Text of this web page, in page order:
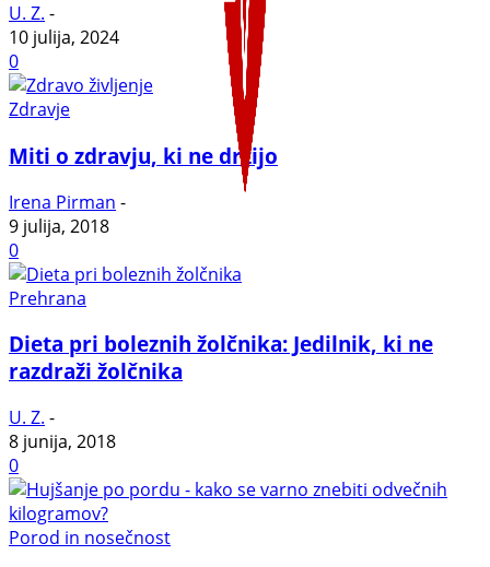
U. Z. -
10 julija, 2024
0
Zdravje
Miti o zdravju, ki ne držijo
Irena Pirman -
9 julija, 2018
0
Prehrana
Dieta pri boleznih žolčnika: Jedilnik, ki ne
razdraži žolčnika
U. Z. -
8 junija, 2018
0
Porod in nosečnost